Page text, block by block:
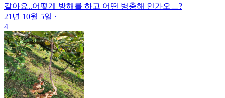
같아요..어떻게 방해를 하고 어떤 병충해 인가오ㅡ?
21년 10월 5일 ·
4